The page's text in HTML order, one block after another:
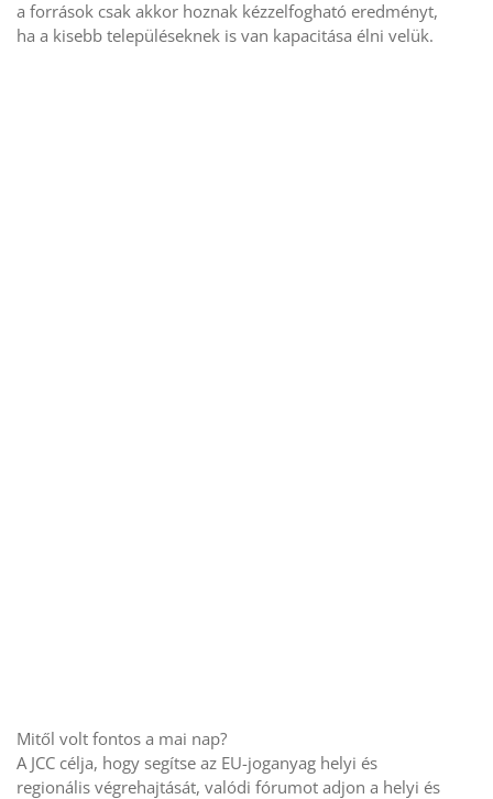
a források csak akkor hoznak kézzelfogható eredményt,
ha a kisebb településeknek is van kapacitása élni velük.
Mitől volt fontos a mai nap?
A JCC célja, hogy segítse az EU-joganyag helyi és
regionális végrehajtását, valódi fórumot adjon a helyi és